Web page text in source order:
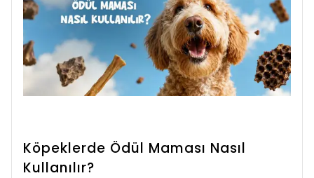
Köpeklerde Ödül Maması Nasıl
Kullanılır?